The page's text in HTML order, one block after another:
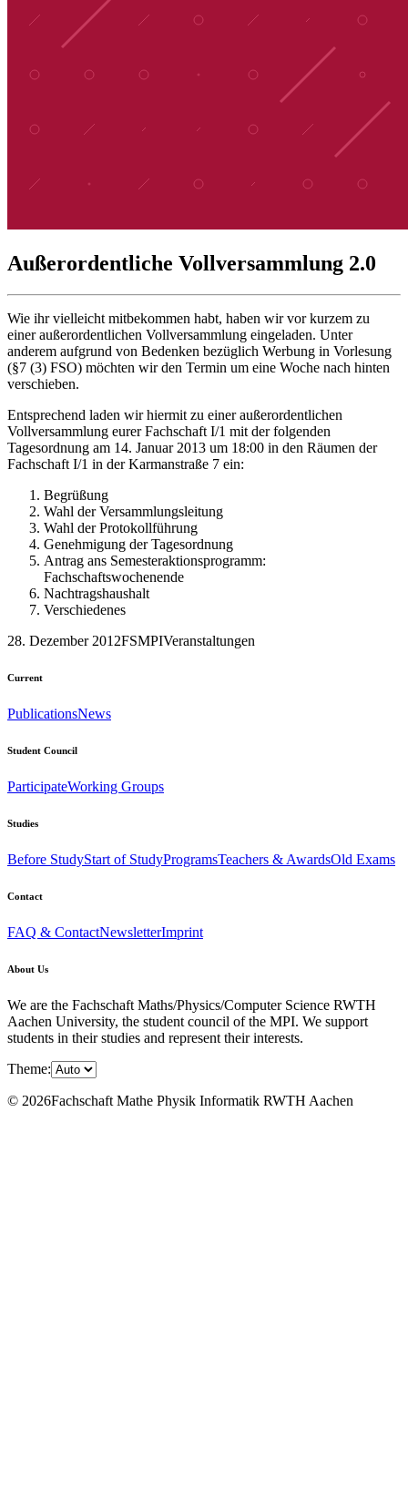
Außerordentliche Vollversammlung 2.0
Wie ihr vielleicht mitbekommen habt, haben wir vor kurzem zu
einer außerordentlichen Vollversammlung eingeladen. Unter
anderem aufgrund von Bedenken bezüglich Werbung in Vorlesung
(§7 (3) FSO) möchten wir den Termin um eine Woche nach hinten
verschieben.
Entsprechend laden wir hiermit zu einer außerordentlichen
Vollversammlung eurer Fachschaft I/1 mit der folgenden
Tagesordnung am 14. Januar 2013 um 18:00 in den Räumen der
Fachschaft I/1 in der Karmanstraße 7 ein:
Begrüßung
Wahl der Versammlungsleitung
Wahl der Protokollführung
Genehmigung der Tagesordnung
Antrag ans Semesteraktionsprogramm:
Fachschaftswochenende
Nachtragshaushalt
Verschiedenes
28. Dezember 2012FSMPIVeranstaltungen
Current
PublicationsNews
Student Council
ParticipateWorking Groups
Studies
Before StudyStart of StudyProgramsTeachers & AwardsOld Exams
Contact
FAQ & ContactNewsletterImprint
About Us
We are the Fachschaft Maths/Physics/Computer Science RWTH
Aachen University, the student council of the MPI. We support
students in their studies and represent their interests.
Theme:
© 2026Fachschaft Mathe Physik Informatik RWTH Aachen